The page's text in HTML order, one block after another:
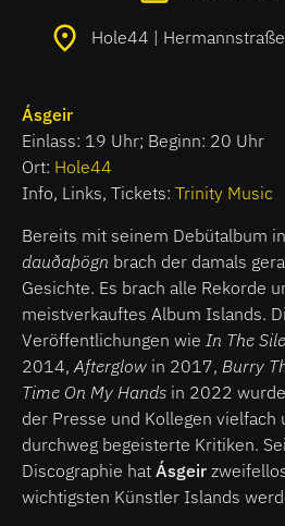
Hole44 |
Ásgeir
Einlass: 19 Uhr; Beginn: 20 Uhr
Ort: Hole44
Info, Links, Tickets: Trinity Music
Bereits mit seinem Debütalbum
dauðaþögn brach der damals
Gesichte. Es brach alle Rekorde
meistverkauftes Album Islands.
Veröffentlichungen wie In The
2014, Afterglow in 2017, Burry
Time On My Hands in 2022
der Presse und Kollegen
durchweg begeisterte Kritiken.
Discographie hat Ásgeir
wichtigsten Künstler Islands